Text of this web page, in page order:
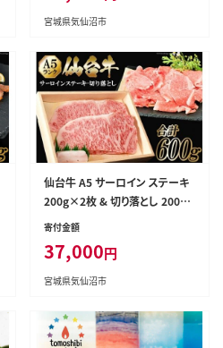
宮城県気仙沼市
仙台牛 A5 サーロイン ステーキ
200g×2枚 & 切り落とし 200g
[からくわ精肉店 宮城県 気仙沼
産 冷凍
寄付金額
37,000円
宮城県気仙沼市